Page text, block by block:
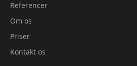
Referencer
Om os
Priser
Kontakt os